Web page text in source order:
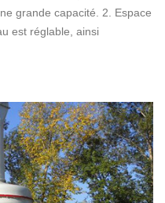
grande capacité. 2. Espace
est réglable, ainsi